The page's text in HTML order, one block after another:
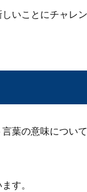
いことにチャレ
葉の意味につい
す。